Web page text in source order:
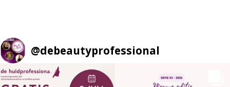
@debeautyprofessional